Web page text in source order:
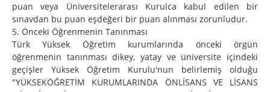
puan veya Üniversitelerarası Kurulca kabul edilen bir
sınavdan bu puan eşdeğeri bir puan alınması zorunludur.
5. Önceki Öğrenmenin Tanınması
Türk Yüksek Öğretim kurumlarında önceki örgün
öğrenmenin tanınması dikey, yatay ve üniversite içindeki
geçişler Yüksek Öğretim Kurulu'nun belirlemiş olduğu
"YÜKSEKÖĞRETİM KURUMLARINDA ÖNLİSANS VE LİSANS